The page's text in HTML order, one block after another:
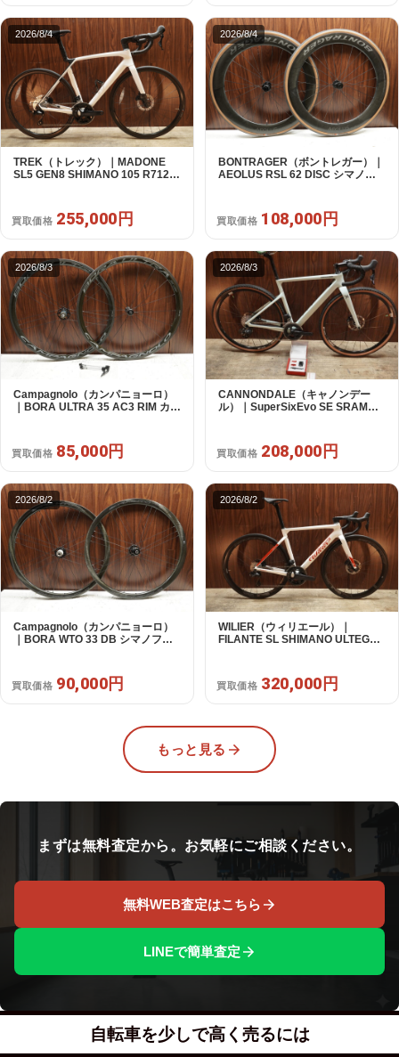
2026/8/4
TREK（トレック）｜MADONE
SL5 GEN8 SHIMANO 105 R7120
買取価格 255,000円
2026/8/4
BONTRAGER（ボントレガー）｜
AEOLUS RSL 62 DISC シマノフ
買取価格 108,000円
2026/8/3
Campagnolo（カンパニョーロ）
｜BORA ULTRA 35 AC3 RIM カン
買取価格 85,000円
2026/8/3
CANNONDALE（キャノンデー
ル）｜SuperSixEvo SE SRAM
年｜美品｜買取金額 208,000円
買取価格 208,000円
2026/8/2
Campagnolo（カンパニョーロ）
｜BORA WTO 33 DB シマノフリ
買取価格 90,000円
2026/8/2
WILIER（ウィリエール）｜
FILANTE SL SHIMANO ULTEGRA
買取価格 320,000円
もっと見る
まずは無料査定から。お気軽にご相談ください。
無料WEB査定はこちら
LINEで簡単査定
自転車を少しで高く売るには